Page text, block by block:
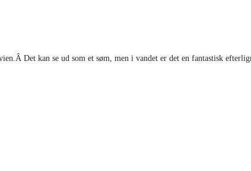
Det kan se ud som et søm, men i vandet er det en fantastisk